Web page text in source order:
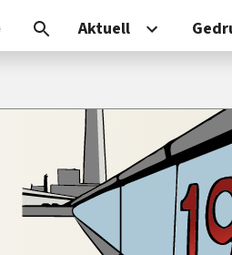
Aktuell